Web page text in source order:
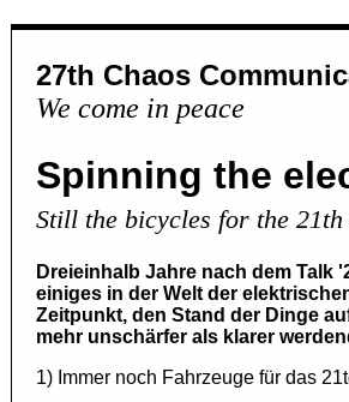
27th Chaos
We come in peace
Spinning the
Still the bicycles for the
Dreieinhalb Jahre nach dem Talk
einiges in der Welt der
Zeitpunkt, den Stand der Dinge
mehr unschärfer als klarer
1) Immer noch Fahrzeuge für das